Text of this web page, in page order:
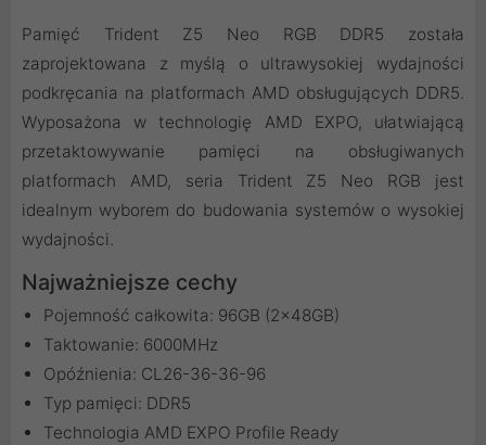
Pamięć Trident Z5 Neo RGB DDR5 została
zaprojektowana z myślą o ultrawysokiej wydajności
podkręcania na platformach AMD obsługujących DDR5.
Wyposażona w technologię AMD EXPO, ułatwiającą
przetaktowywanie pamięci na obsługiwanych
platformach AMD, seria Trident Z5 Neo RGB jest
idealnym wyborem do budowania systemów o wysokiej
wydajności.
Najważniejsze cechy
Pojemność całkowita: 96GB (2x48GB)
Taktowanie: 6000MHz
Opóźnienia: CL26-36-36-96
Typ pamięci: DDR5
Technologia AMD EXPO Profile Ready